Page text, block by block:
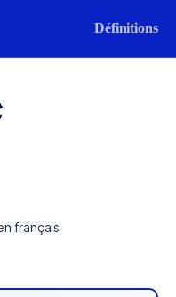
Définitions
français